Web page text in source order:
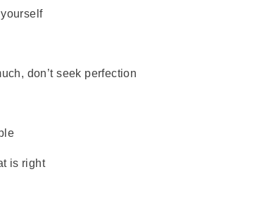
don’t seek perfection
is right